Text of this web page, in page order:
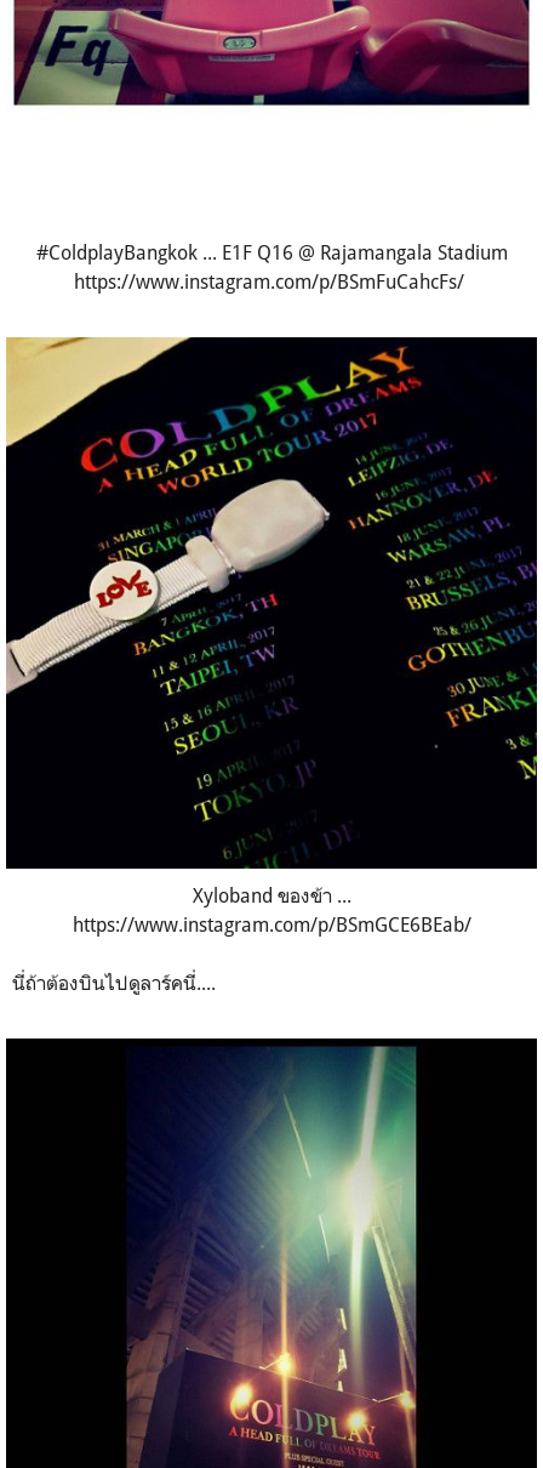
#ColdplayBangkok ... E1F Q16 @ Rajamangala Stadium
https://www.instagram.com/p/BSmFuCahcFs/
Xyloband ของข้า ...
https://www.instagram.com/p/BSmGCE6BEab/
นี่ถ้าต้องบินไปดูลาร์คนี่....